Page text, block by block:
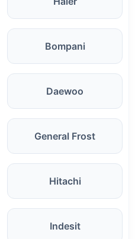
Bompani
Daewoo
General Frost
Hitachi
Indesit